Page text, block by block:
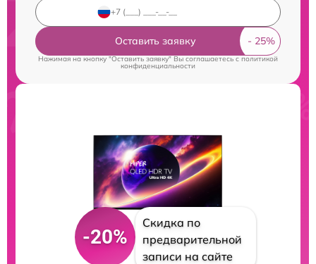
Оставить заявку
Нажимая на кнопку "Оставить заявку" Вы соглашаетесь cполитикой
конфиденциальности
-20%
Скидка по
предварительной
записи на сайте